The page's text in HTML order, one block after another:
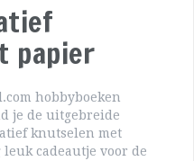
papier
hobbyboeken
je de uitgebreide
knutselen met
leuk cadeautje voor de